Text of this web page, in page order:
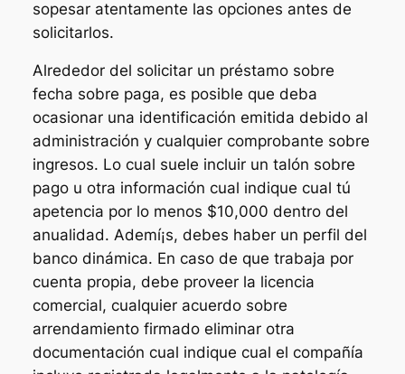
sopesar atentamente las opciones antes de
solicitarlos.
Alrededor del solicitar un préstamo sobre
fecha sobre paga, es posible que deba
ocasionar una identificación emitida debido al
administración y cualquier comprobante sobre
ingresos. Lo cual suele incluir un talón sobre
pago u otra información cual indique cual tú
apetencia por lo menos $10,000 dentro del
anualidad. Ademí¡s, debes haber un perfil del
banco dinámica. En caso de que trabaja por
cuenta propia, debe proveer la licencia
comercial, cualquier acuerdo sobre
arrendamiento firmado eliminar otra
documentación cual indique cual el compañía